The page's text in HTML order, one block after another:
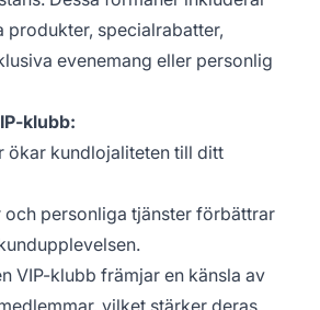
specialrabatter,
evenemang eller personlig
klubb:
ökar kundlojaliteten till ditt
och personliga tjänster förbättrar
VIP-klubb främjar en känsla av